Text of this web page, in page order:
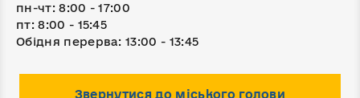
пн-чт: 8:00 - 17:00
пт: 8:00 - 15:45
Обідня перерва: 13:00 - 13:45
Звернутися до міського голови